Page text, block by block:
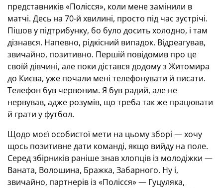
представників «Полісся», коли мене замінили в
матчі. Десь на 70-й хвилині, просто під час зустрічі.
Пішов у підтрибунку, бо було досить холодно, і там
дізнався. Напевно, рідкісний випадок. Відреагував,
звичайно, позитивно. Першій повідомив про це
своїй дівчині, але поки дістався додому з Житомира
до Києва, уже почали мені телефонувати й писати.
Телефон був червоним. Я був радий, але не
нервував, адже розумів, що треба так же працювати
й грати у футбол.
Щодо моєї особистої мети на цьому зборі — хочу
щось позитивне дати команді, якщо вийду на поле.
Серед збірників раніше знав хлопців із молодіжки —
Ваната, Волошина, Бражка, Забарного. Ну і,
звичайно, партнерів із «Полісся» — Гуцуляка,